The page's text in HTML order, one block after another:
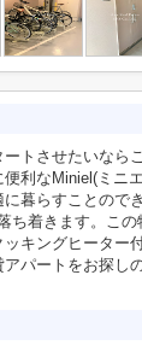
ートさせたいな
便利なMiniel(ミニ
暮らすことので
ち着きます。こ
キングヒーター
パートをお探し